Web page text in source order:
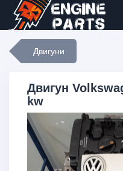
Двигуни
Двигун
kw